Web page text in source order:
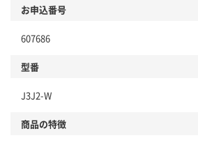
本体
仕組
お申込番号
607686
型番
J3J2-W
商品の特徴